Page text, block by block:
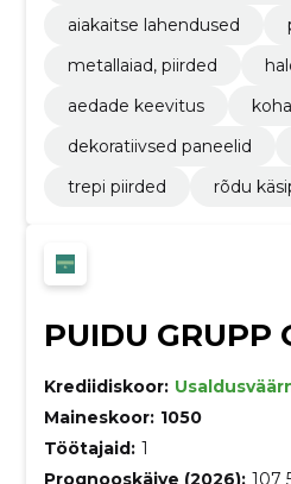
aiakaitse lahendused
metallaiad, piirded
aedade keevitus
dekoratiivsed paneelid
trepi piirded
rõdu
PUIDU GRUPP
Krediidiskoor:
Maineskoor: 1050
Töötajaid: 1
Prognooskäive (2026): 107